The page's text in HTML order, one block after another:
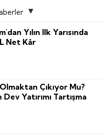
Yılın Ilk Yarısında
Net Kâr
Çıkıyor Mu?
Yatırımı Tartışma